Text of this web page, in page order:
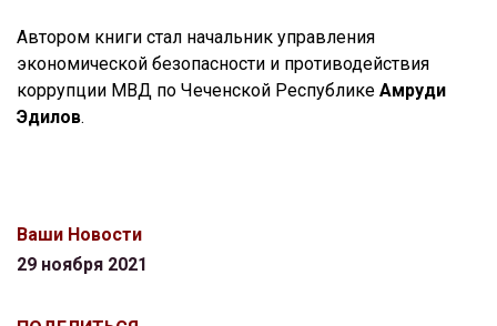
Автором книги стал начальник управления
экономической безопасности и противодействия
коррупции МВД по Чеченской Республике Амруди
Эдилов.
Ваши Новости
29 ноября 2021